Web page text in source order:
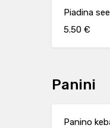
Piadina
5.50 €
Panini
Panino